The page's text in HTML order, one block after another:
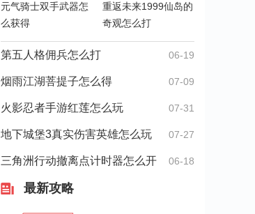
元气骑士双手武器怎
么获得
重返未来1999仙岛的
奇观怎么打
第五人格佣兵怎么打 06-19
烟雨江湖菩提子怎么得 07-09
火影忍者手游红莲怎么玩 07-31
地下城堡3真实伤害英雄怎么玩 07-27
三角洲行动撤离点计时器怎么开 06-18
最新攻略